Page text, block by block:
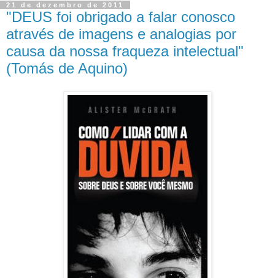
21 de dezembro de 2011
"DEUS foi obrigado a falar conosco
através de imagens e analogias por
causa da nossa fraqueza intelectual"
(Tomás de Aquino)